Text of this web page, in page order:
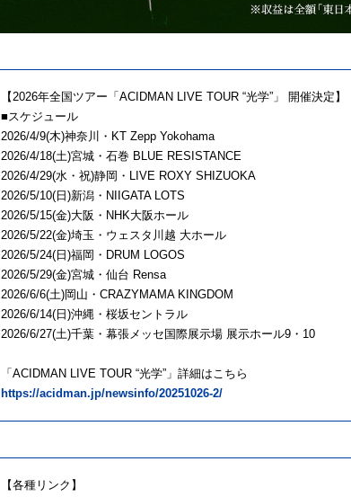
【2026年全国ツアー「ACIDMAN LIVE TOUR “光学”」 開催決定】
■スケジュール
2026/4/9(⽊)神奈川・KT Zepp Yokohama
2026/4/18(⼟)宮城・⽯巻 BLUE RESISTANCE
2026/4/29(⽔・祝)静岡・LIVE ROXY SHIZUOKA
2026/5/10(⽇)新潟・NIIGATA LOTS
2026/5/15(⾦)⼤阪・NHK⼤阪ホール
2026/5/22(⾦)埼⽟・ウェスタ川越 ⼤ホール
2026/5/24(⽇)福岡・DRUM LOGOS
2026/5/29(⾦)宮城・仙台 Rensa
2026/6/6(⼟)岡⼭・CRAZYMAMA KINGDOM
2026/6/14(⽇)沖縄・桜坂セントラル
2026/6/27(⼟)千葉・幕張メッセ国際展⽰場 展⽰ホール9・10
「ACIDMAN LIVE TOUR “光学”」詳細はこちら
https://acidman.jp/newsinfo/20251026-2/
【各種リンク】